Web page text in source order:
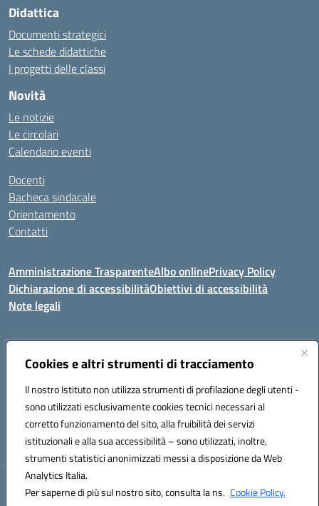
Cookies e altri strumenti di tracciamento
Il nostro Istituto non utilizza strumenti di profilazione degli utenti -
sono utilizzati esclusivamente cookies tecnici necessari al
corretto funzionamento del sito, alla fruibilità dei servizi
istituzionali e alla sua accessibilità – sono utilizzati, inoltre,
strumenti statistici anonimizzati messi a disposizione da Web
Analytics Italia.
Per saperne di più sul nostro sito, consulta la ns. Cookie Policy.
Didattica
Documenti strategici
Le schede didattiche
I progetti delle classi
Novità
Le notizie
Le circolari
Calendario eventi
Docenti
Bacheca sindacale
Orientamento
Contatti
Amministrazione TrasparenteAlbo onlinePrivacy Policy
Dichiarazione di accessibilitàObiettivi di accessibilità
Note legali
Indirizzo:Viale P. Togliatti snc 67039 Sulmona (AQ)
Posta elettronica certificata (PEC):aqis01900g@pec.istruzione.it
Codice fiscale: 92025400661
Codice meccanografico: AQIS01900G
Hosting & Powered by 3D Solution S.r.l.